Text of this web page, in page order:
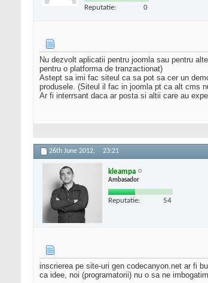
Reputatie: 0
Nu dezvolt aplicatii pentru joomla sau pentru
pentru o platforma de tranzactionat)
Astept sa imi fac siteul ca sa pot sa cer un
produsele. (Siteul il fac in joomla pt ca alt cms
Ar fi interrsant daca ar posta si altii care au
26th June 2012, 23:21
kleampa
Ambasador
Reputatie: 54
inscrierea pe site-uri gen codecanyon.net ar fi
ca idee, noi (programatorii) nu o sa ne